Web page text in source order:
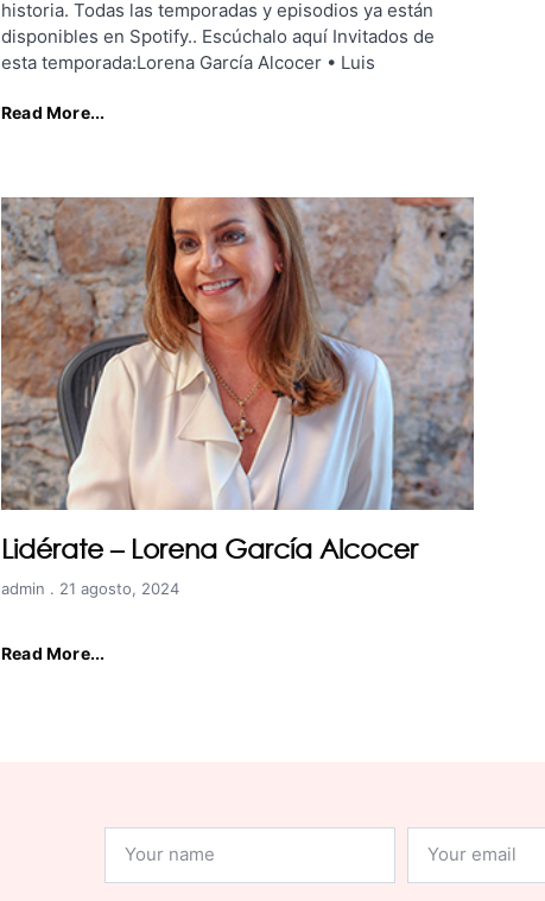
historia. Todas las temporadas y episodios ya están
disponibles en Spotify.. Escúchalo aquí Invitados de
esta temporada:Lorena García Alcocer • Luis
Read More...
Lidérate – Lorena García Alcocer
admin 21 agosto, 2024
Read More...